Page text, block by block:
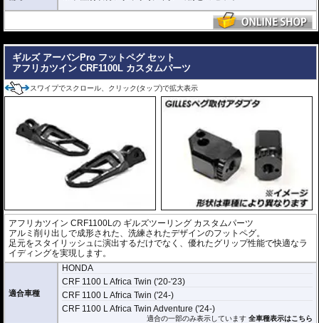
ギルズ アーバンPro フットペグ セット
アフリカツイン CRF1100L カスタムパーツ
スワイプでスクロール、クリック(タップ)で拡大表示
アフリカツイン CRF1100Lの ギルズツーリング カスタムパーツ
アルミ削り出しで成形された、洗練されたデザインのフットペグ。
足元をスタイリッシュに演出するだけでなく、優れたグリップ性能で快適なラ
イディングを実現します。
適合車種
HONDA
CRF 1100 L Africa Twin ('20-'23)
CRF 1100 L Africa Twin ('24-)
CRF 1100 L Africa Twin Adventure ('24-)
適合の一部のみ表示しています全車種表示はこちら